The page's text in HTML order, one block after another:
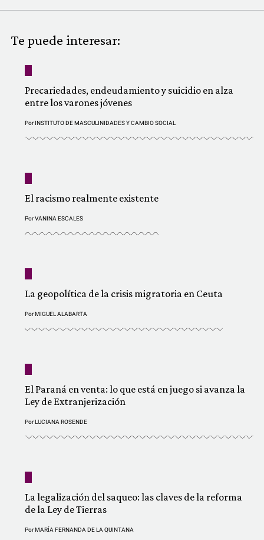
QUIÉNES SOMOS
Te puede interesar:
Precariedades, endeudamiento y suicidio en alza
entre los varones jóvenes
PorINSTITUTO DE MASCULINIDADES Y CAMBIO SOCIAL
El racismo realmente existente
PorVANINA ESCALES
La geopolítica de la crisis migratoria en Ceuta
PorMIGUEL ALABARTA
El Paraná en venta: lo que está en juego si avanza la
Ley de Extranjerización
PorLUCIANA ROSENDE
La legalización del saqueo: las claves de la reforma
de la Ley de Tierras
PorMARÍA FERNANDA DE LA QUINTANA